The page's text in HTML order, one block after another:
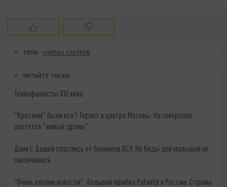
ТЕГИ: НУРЛАН САБУРОВ
ЧИТАЙТЕ ТАКЖЕ:
Технофашисты XXI века
"Кротами" были все? Теракт в центре Москвы: На генералов
охотятся "живые дроны"
Даня с Дашей спаслись от боевиков ВСУ. Но беды для малышей не
закончились
"Очень плохие новости": Большая ошибка Palantir в России. Страны